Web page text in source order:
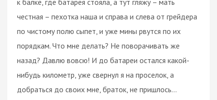
честная – пехотка наша и справа и слева от грейдера
по чистому полю сыпет, и уже мины рвутся по их
порядкам. Что мне делать? Не поворачивать же
назад? Давлю вовсю! И до батареи остался какой-
нибудь километр, уже свернул я на проселок, а
добраться до своих мне, браток, не пришлось…